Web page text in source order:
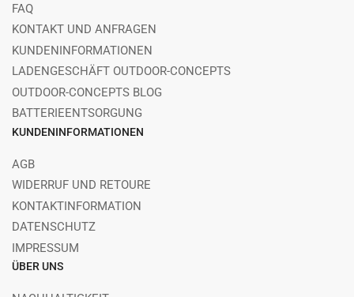
FAQ
KONTAKT UND ANFRAGEN
KUNDENINFORMATIONEN
LADENGESCHÄFT OUTDOOR-CONCEPTS
OUTDOOR-CONCEPTS BLOG
BATTERIEENTSORGUNG
KUNDENINFORMATIONEN
AGB
WIDERRUF UND RETOURE
KONTAKTINFORMATION
DATENSCHUTZ
IMPRESSUM
ÜBER UNS